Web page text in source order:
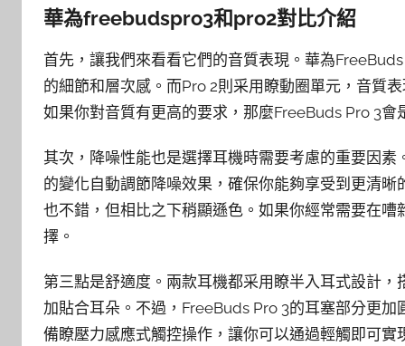
華為freebudspro3和pro2對比介紹
首先，讓我們來看看它們的音質表現。華為
的細節和層次感。而Pro 2則采用瞭動圈單元，音質
如果你對音質有更高的要求，那麼FreeBuds Pro 3會
其次，降噪性能也是選擇耳機時需要考慮的重要因
的變化自動調節降噪效果，確保你能夠享受到更清
也不錯，但相比之下稍顯遜色。如果你經常需要在
擇。
第三點是舒適度。兩款耳機都采用瞭半入耳式設計
加貼合耳朵。不過，FreeBuds Pro 3的耳塞部分更
備瞭壓力感應式觸控操作，讓你可以通過輕觸即可